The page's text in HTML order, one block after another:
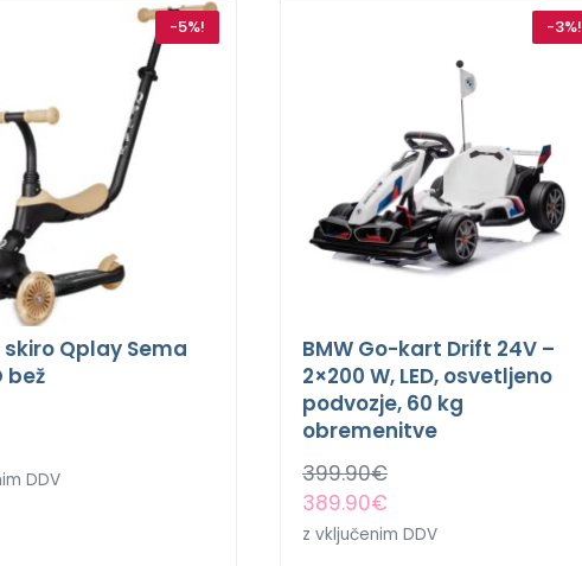
-5%!
Qplay Sema
bež
DDV
-3%!
BMW Go-kart Drift 24V –
2×200 W, LED, osvetljeno
podvozje, 60 kg
obremenitve
399.90€
389.90€
z vključenim DDV